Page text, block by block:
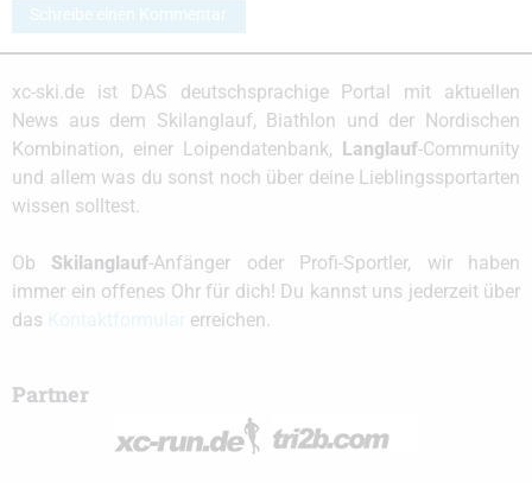
Schreibe einen Kommentar
xc-ski.de ist DAS deutschsprachige Portal mit aktuellen
News aus dem Skilanglauf, Biathlon und der Nordischen
Kombination, einer Loipendatenbank,
Langlauf-Community
und allem was du sonst noch über deine Lieblingssportarten
wissen solltest.
Ob Skilanglauf-Anfänger oder Profi-Sportler, wir haben
immer ein offenes Ohr für dich! Du kannst uns jederzeit über
das
erreichen.
Partner